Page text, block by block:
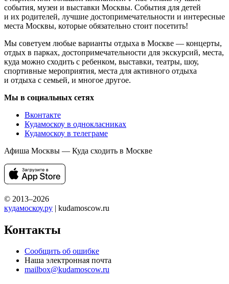
события, музеи и выставки Москвы. События для детей
и их родителей, лучшие достопримечательности и интересные
места Москвы, которые обязательно стоит посетить!
Мы советуем любые варианты отдыха в Москве — концерты,
отдых в парках, достопримечательности для экскурсий, места,
куда можно сходить с ребенком, выставки, театры, шоу,
спортивные мероприятия, места для активного отдыха
и отдыха с семьей, и многое другое.
Мы в социальных сетях
Вконтакте
Кудамоскоу в однокласниках
Кудамоскоу в телеграме
Афиша Москвы — Куда сходить в Москве
© 2013–2026
кудамоскоу.ру | kudamoscow.ru
Контакты
Сообщить об ошибке
Наша электронная почта
mailbox@kudamoscow.ru